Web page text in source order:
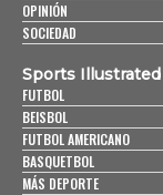
OPINIÓN
SOCIEDAD
Sports Illustrated
FUTBOL
BEISBOL
FUTBOL AMERICANO
BASQUETBOL
MÁS DEPORTE